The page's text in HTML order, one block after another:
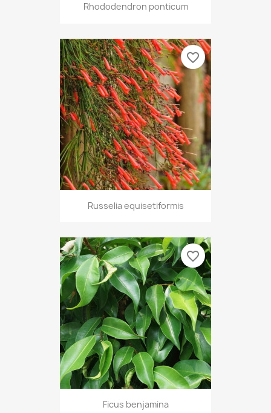
Rhododendron ponticum
Russelia equisetiformis
favorite_border
Ficus benjamina
favorite_border